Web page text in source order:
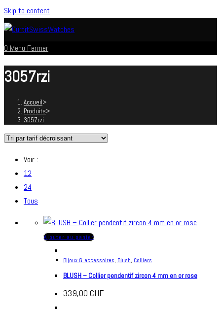
Skip to content
0 Menu Fermer
3057rzi
Accueil>
Produits>
3057rzi
Voir :
12
24
Tous
Ajouter au panier
Bijoux & accessoires, Blush, Colliers
BLUSH – Collier pendentif zircon 4 mm en or rose
339,00 CHF